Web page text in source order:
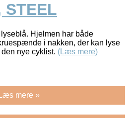
Hjelmen har både
i nakken, der kan lyse
nye cyklist. (Læs mere)
Læs mere »